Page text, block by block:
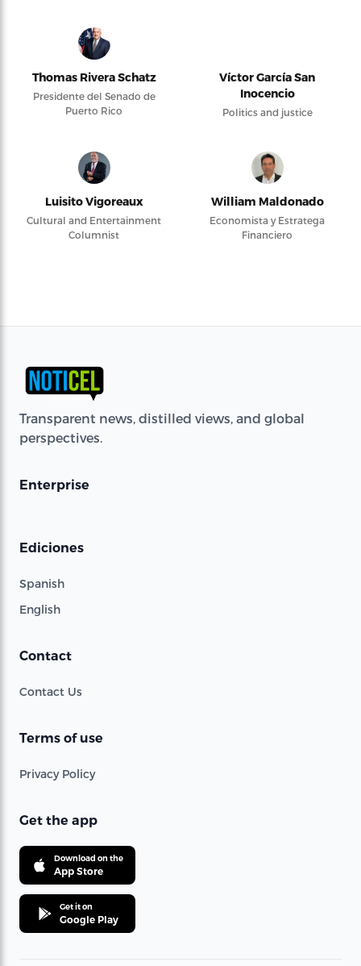
Thomas Rivera Schatz
Presidente del Senado de
Puerto Rico
Víctor García San
Inocencio
Politics and justice
Luisito Vigoreaux
Cultural and Entertainment
Columnist
William Maldonado
Economista y Estratega
Financiero
Transparent news, distilled views, and global
perspectives.
Enterprise
Ediciones
Spanish
English
Contact
Contact Us
Terms of use
Privacy Policy
Get the app
Download on the
App Store
Get it on
Google Play